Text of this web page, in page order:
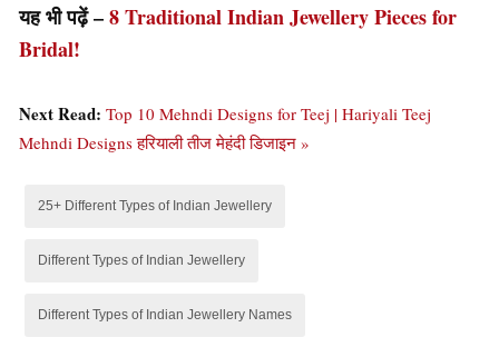
यह भी पढ़ें –8 Traditional Indian Jewellery Pieces for
Bridal!
Next Read: Top 10 Mehndi Designs for Teej | Hariyali Teej
Mehndi Designs हरियाली तीज मेहंदी डिजाइन »
25+ Different Types of Indian Jewellery
Different Types of Indian Jewellery
Different Types of Indian Jewellery Names